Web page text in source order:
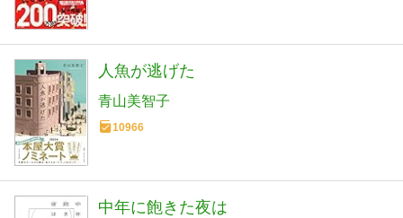
人魚が逃げた
青山美智子
10966
中年に飽きた夜は